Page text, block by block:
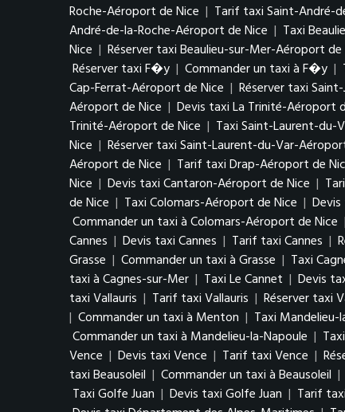
Roche-Aéroport de Nice | Tarif taxi Saint-André-
André-de-la-Roche-Aéroport de Nice | Taxi
Nice | Réserver taxi Beaulieu-sur-Mer-Aéroport de
Réserver taxi F�y | Commander un taxi à F�y |
Cap-Ferrat-Aéroport de Nice | Réserver taxi
Aéroport de Nice | Devis taxi La Trinité-Aéroport
Trinité-Aéroport de Nice | Taxi Saint-Laurent-du-
Nice | Réserver taxi Saint-Laurent-du-Var-
Aéroport de Nice | Tarif taxi Drap-Aéroport de
Nice | Devis taxi Cantaron-Aéroport de Nice |
de Nice | Taxi Colomars-Aéroport de Nice |
Commander un taxi à Colomars-Aéroport de Nice |
Cannes | Devis taxi Cannes | Tarif taxi Cannes |
Grasse | Commander un taxi à Grasse | Taxi
taxi à Cagnes-sur-Mer | Taxi Le Cannet | Devis
taxi Vallauris | Tarif taxi Vallauris | Réserver taxi
| Commander un taxi à Menton | Taxi Mandelieu-
Commander un taxi à Mandelieu-la-Napoule |
Vence | Devis taxi Vence | Tarif taxi Vence |
taxi Beausoleil | Commander un taxi à Beausoleil |
Taxi Golfe Juan | Devis taxi Golfe Juan | Tarif